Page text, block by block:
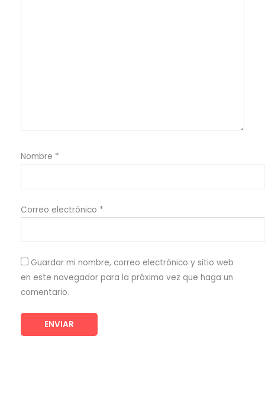
Nombre *
Correo electrónico *
Guardar mi nombre, correo electrónico y sitio web
en este navegador para la próxima vez que haga un
comentario.